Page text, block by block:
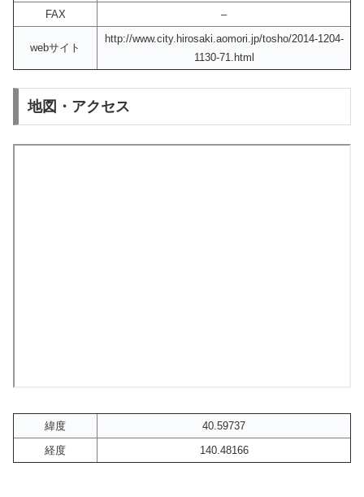
FAX
–
webサイト
http://www.city.hirosaki.aomori.jp/tosho/2014-1204-
1130-71.html
地図・アクセス
緯度
40.59737
経度
140.48166